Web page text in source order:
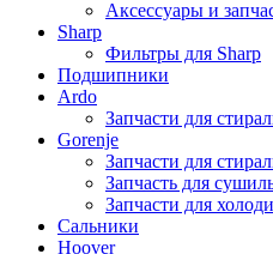
Аксессуары и
Sharp
Фильтры для Sharp
Подшипники
Ardo
Запчасти для
Gorenje
Запчасти для
Запчасть для
Запчасти для
Сальники
Hoover